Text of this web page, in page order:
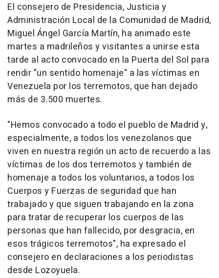
El consejero de Presidencia, Justicia y
Administración Local de la Comunidad de Madrid,
Miguel Ángel García Martín, ha animado este
martes a madrileños y visitantes a unirse esta
tarde al acto convocado en la Puerta del Sol para
rendir "un sentido homenaje" a las víctimas en
Venezuela por los terremotos, que han dejado
más de 3.500 muertes.
"Hemos convocado a todo el pueblo de Madrid y,
especialmente, a todos los venezolanos que
viven en nuestra región un acto de recuerdo a las
víctimas de los dos terremotos y también de
homenaje a todos los voluntarios, a todos los
Cuerpos y Fuerzas de seguridad que han
trabajado y que siguen trabajando en la zona
para tratar de recuperar los cuerpos de las
personas que han fallecido, por desgracia, en
esos trágicos terremotos", ha expresado el
consejero en declaraciones a los periodistas
desde Lozoyuela.